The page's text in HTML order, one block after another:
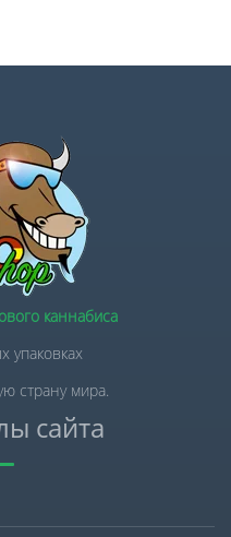
каннабиса
упаковках
страну мира.
сайта